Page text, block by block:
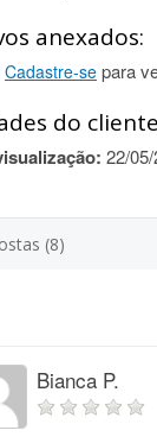
anexados:
Cadastre-se para
do
22/
(8)
Bianca P.